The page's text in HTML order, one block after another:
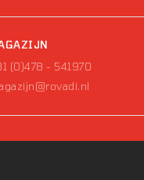
(0)478 - 541970